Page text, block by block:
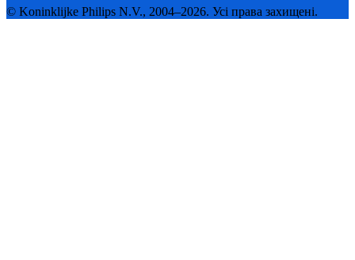
© Koninklijke Philips N.V., 2004–2026. Усі права захищені.